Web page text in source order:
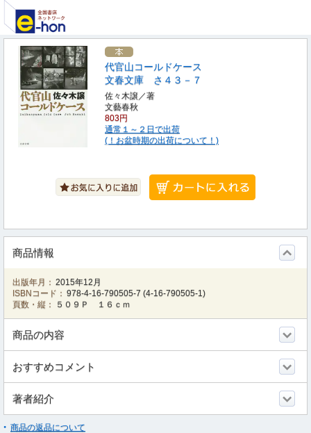
代官山コールドケース
文春文庫 さ４３－７
佐々木譲／著
文藝春秋
803円
通常１～２日で出荷
(！お盆時期の出荷について！)
商品情報
出版年月： 2015年12月
ISBNコード： 978-4-16-790505-7 (4-16-790505-1)
頁数・縦：
５０９Ｐ １６ｃｍ
商品の内容
おすすめコメント
著者紹介
商品の返品について